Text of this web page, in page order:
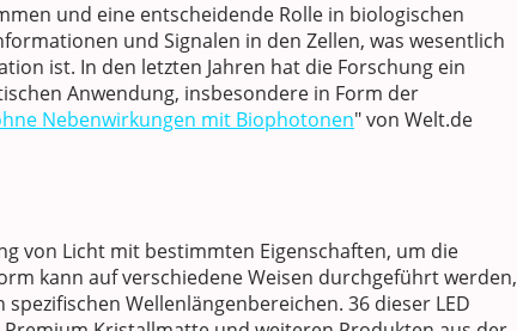
und eine entscheidende Rolle in biologischen
und Signalen in den Zellen, was wesentlich
ist. In den letzten Jahren hat die Forschung ein
Anwendung, insbesondere in Form der
Nebenwirkungen mit Biophotonen" von Welt.de
von Licht mit bestimmten Eigenschaften, um die
kann auf verschiedene Weisen durchgeführt werden,
Wellenlängenbereichen. 36 dieser LED